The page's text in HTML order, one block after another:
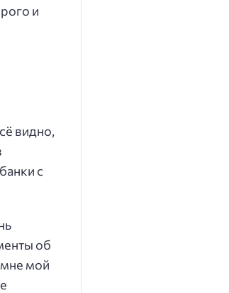
и
видно,
с
об
мой